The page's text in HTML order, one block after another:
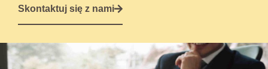
Skontaktuj się z nami